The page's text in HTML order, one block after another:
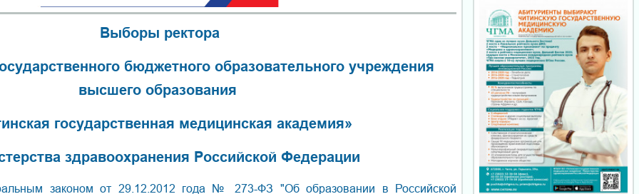
Выборы ректора
бюджетного образовательного учреждения
высшего образования
государственная медицинская академия»
здравоохранения Российской Федерации
законом от 29.12.2012 года № 273-ФЗ "Об образовании в Российской